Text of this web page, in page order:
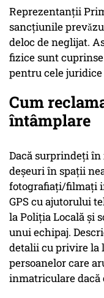
Reprezentanții
sancțiunile
deloc de neglijat.
fizice sunt
pentru cele
Cum
întâmplare
Dacă surprindeți
deșeuri în spații
fotografiați/filmați
GPS cu ajutorului
la Poliția Locală și
unui echipaj.
detalii cu privire la
persoanelor care
inmatriculare dacă